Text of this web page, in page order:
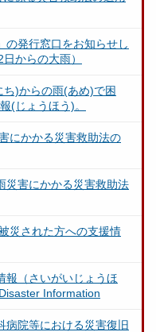
の発行窓口をお知らせし
からの大雨）
)からの雨(あめ)で困
(じょうほう)。
にかかる災害救助法の
災害にかかる災害救助法
災された方への支援情
報（さいがいじょうほ
Information
病院等における災害復旧